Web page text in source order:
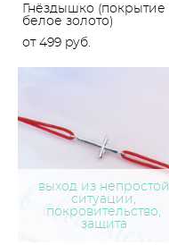
Гнёздышко (покрытие
белое золото)
от 499 pуб.
выход из непростой
ситуации,
покровительство,
защита